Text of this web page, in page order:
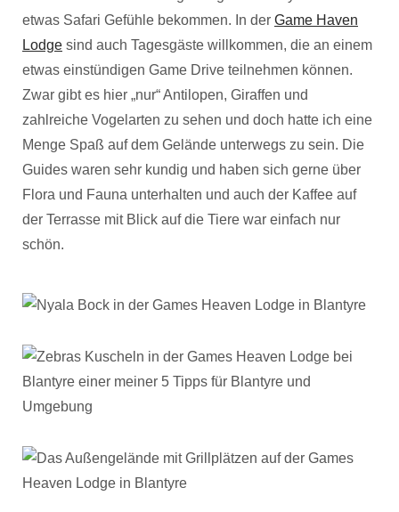
etwas Safari Gefühle bekommen. In der Game Haven
Lodge sind auch Tagesgäste willkommen, die an einem
etwas einstündigen Game Drive teilnehmen können.
Zwar gibt es hier „nur“ Antilopen, Giraffen und
zahlreiche Vogelarten zu sehen und doch hatte ich eine
Menge Spaß auf dem Gelände unterwegs zu sein. Die
Guides waren sehr kundig und haben sich gerne über
Flora und Fauna unterhalten und auch der Kaffee auf
der Terrasse mit Blick auf die Tiere war einfach nur
schön.